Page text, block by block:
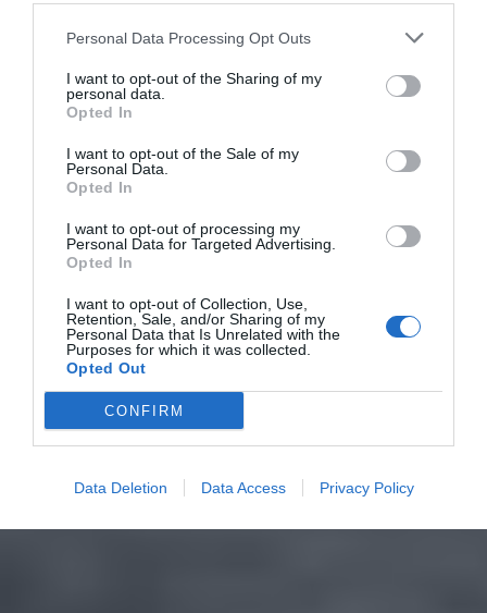
Personal Data Processing Opt Outs
I want to opt-out of the Sharing of my
personal data.
Opted In
I want to opt-out of the Sale of my
Personal Data.
Opted In
I want to opt-out of processing my
Personal Data for Targeted Advertising.
Opted In
I want to opt-out of Collection, Use,
Retention, Sale, and/or Sharing of my
Personal Data that Is Unrelated with the
Purposes for which it was collected.
Opted Out
CONFIRM
Data Deletion Data Access Privacy Policy